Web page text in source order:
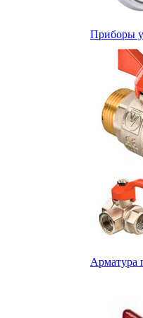
Приборы
Арматура